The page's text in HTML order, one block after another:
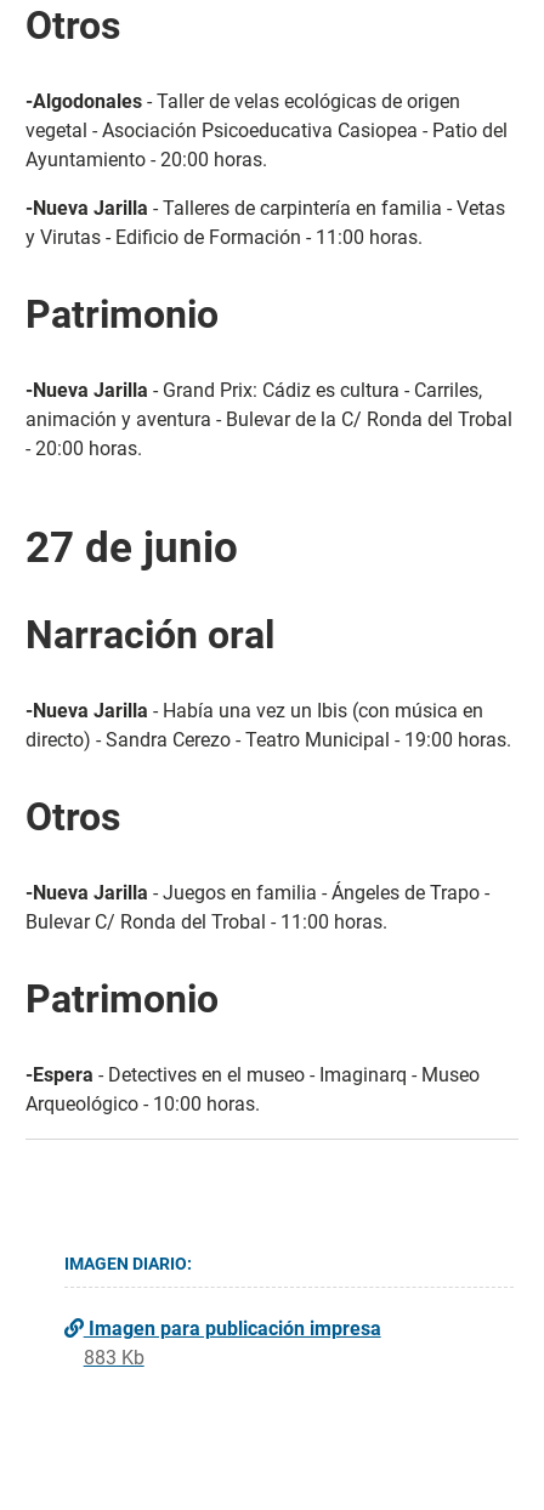
Otros
-Algodonales- Taller de velas ecológicas de origen
vegetal - Asociación Psicoeducativa Casiopea - Patio del
Ayuntamiento - 20:00 horas.
-Nueva Jarilla - Talleres de carpintería en familia - Vetas
y Virutas - Edificio de Formación - 11:00 horas.
Patrimonio
-Nueva Jarilla - Grand Prix: Cádiz es cultura - Carriles,
animación y aventura - Bulevar de la C/ Ronda del Trobal
- 20:00 horas.
27 de junio
Narración oral
-Nueva Jarilla - Había una vez un Ibis (con música en
directo) - Sandra Cerezo - Teatro Municipal - 19:00 horas.
Otros
-Nueva Jarilla - Juegos en familia - Ángeles de Trapo -
Bulevar C/ Ronda del Trobal - 11:00 horas.
Patrimonio
-Espera - Detectives en el museo - Imaginarq - Museo
Arqueológico - 10:00 horas.
IMAGEN DIARIO:
Imagen para publicación impresa
883 Kb